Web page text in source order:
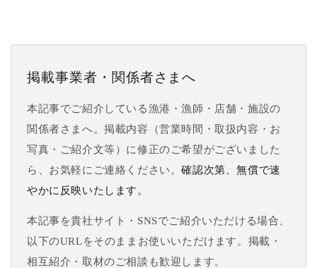
掲載事業者・関係者さまへ
本記事でご紹介している漁港・漁師・店舗・施設の
関係者さまへ。掲載内容（営業時間・取扱内容・お
写真・ご紹介文等）に修正のご希望がございました
ら、お気軽にご連絡ください。確認次第、無償で速
やかに反映いたします。
本記事を貴社サイト・SNSでご紹介いただける場合、
以下のURLをそのままお使いいただけます。掲載・
相互紹介・取材のご相談も歓迎します。